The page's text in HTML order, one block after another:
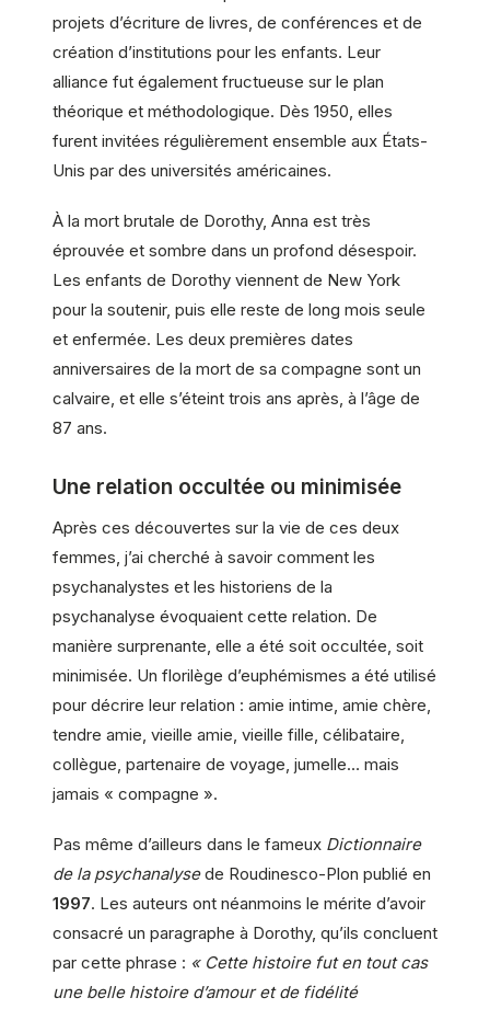
projets d’écriture de livres, de conférences et de
création d’institutions pour les enfants. Leur
alliance fut également fructueuse sur le plan
théorique et méthodologique. Dès 1950, elles
furent invitées régulièrement ensemble aux États-
Unis par des universités américaines.
À la mort brutale de Dorothy, Anna est très
éprouvée et sombre dans un profond désespoir.
Les enfants de Dorothy viennent de New York
pour la soutenir, puis elle reste de long mois seule
et enfermée. Les deux premières dates
anniversaires de la mort de sa compagne sont un
calvaire, et elle s’éteint trois ans après, à l’âge de
87 ans.
Une relation occultée ou minimisée
Après ces découvertes sur la vie de ces deux
femmes, j’ai cherché à savoir comment les
psychanalystes et les historiens de la
psychanalyse évoquaient cette relation. De
manière surprenante, elle a été soit occultée, soit
minimisée. Un florilège d’euphémismes a été utilisé
pour décrire leur relation : amie intime, amie chère,
tendre amie, vieille amie, vieille fille, célibataire,
collègue, partenaire de voyage, jumelle… mais
jamais « compagne ».
Pas même d’ailleurs dans le fameux Dictionnaire
de la psychanalysede Roudinesco-Plon publié en
1997. Les auteurs ont néanmoins le mérite d’avoir
consacré un paragraphe à Dorothy, qu’ils concluent
par cette phrase : « Cette histoire fut en tout cas
une belle histoire d’amour et de fidélité